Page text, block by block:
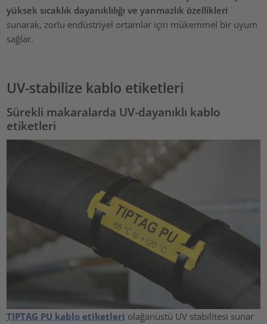
yüksek sıcaklık dayanıklılığı ve yanmazlık özellikleri
sunarak, zorlu endüstriyel ortamlar için mükemmel bir uyum
sağlar.
UV-stabilize kablo etiketleri
Sürekli makaralarda UV-dayanıklı kablo
etiketleri
TIPTAG PU kablo etiketleri olağanüstü UV stabilitesi sunar